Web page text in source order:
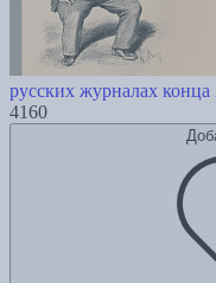
русских журналах
4160